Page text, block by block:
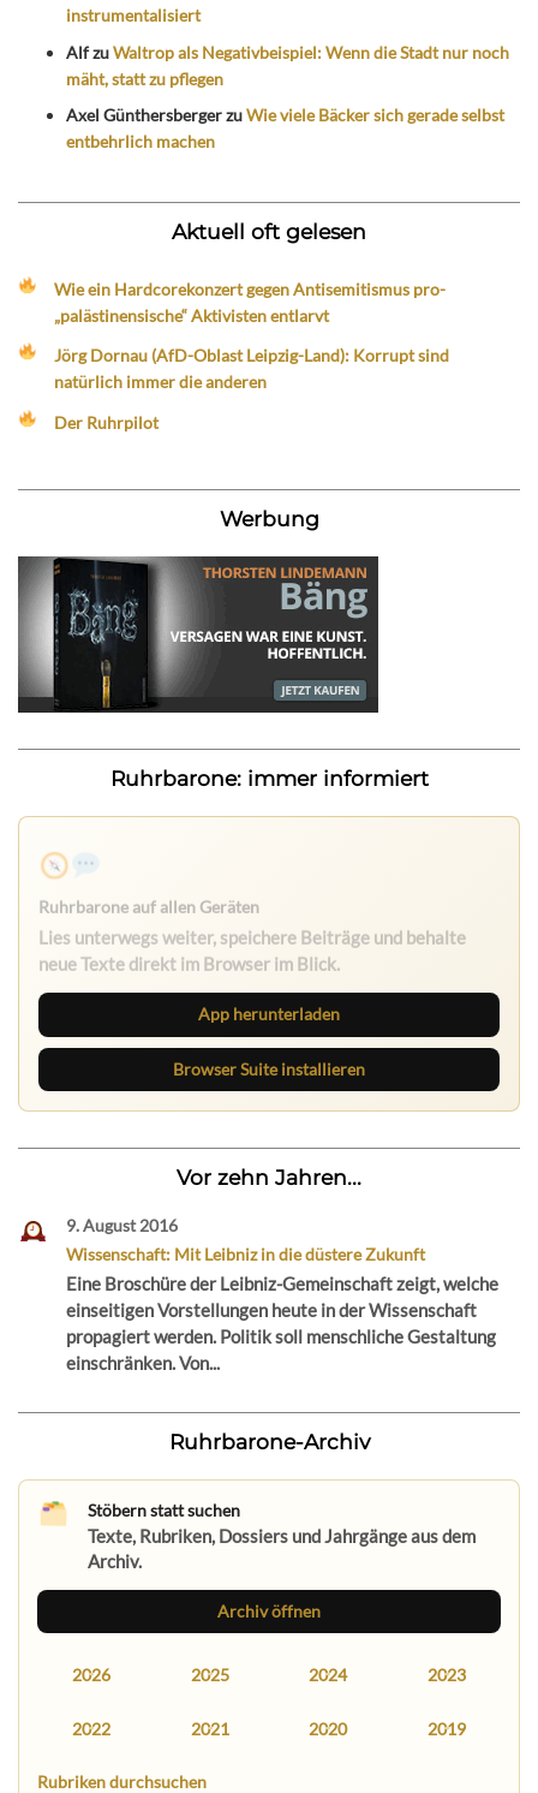
instrumentalisiert
AlfzuWaltrop als Negativbeispiel: Wenn die Stadt nur noch
mäht, statt zu pflegen
Axel GünthersbergerzuWie viele Bäcker sich gerade selbst
entbehrlich machen
Aktuell oft gelesen
Wie ein Hardcorekonzert gegen Antisemitismus pro-
„palästinensische“ Aktivisten entlarvt
Jörg Dornau (AfD-Oblast Leipzig-Land): Korrupt sind
natürlich immer die anderen
Der Ruhrpilot
Werbung
Ruhrbarone: immer informiert
Ruhrbarone auf allen Geräten
Lies unterwegs weiter, speichere Beiträge und behalte
neue Texte direkt im Browser im Blick.
App herunterladen
Browser Suite installieren
Vor zehn Jahren...
9. August 2016
Wissenschaft: Mit Leibniz in die düstere Zukunft
Eine Broschüre der Leibniz-Gemeinschaft zeigt, welche
einseitigen Vorstellungen heute in der Wissenschaft
propagiert werden. Politik soll menschliche Gestaltung
einschränken. Von...
Ruhrbarone-Archiv
Stöbern statt suchen
Texte, Rubriken, Dossiers und Jahrgänge aus dem
Archiv.
Archiv öffnen
2026 2025 2024 2023
2022 2021 2020 2019
Rubriken durchsuchen